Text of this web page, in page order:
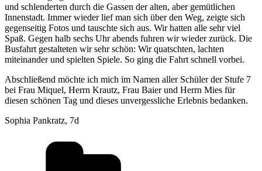
und schlenderten durch die Gassen der alten, aber gemütlichen
Innenstadt. Immer wieder lief man sich über den Weg, zeigte sich
gegenseitig Fotos und tauschte sich aus. Wir hatten alle sehr viel
Spaß. Gegen halb sechs Uhr abends fuhren wir wieder zurück. Die
Busfahrt gestalteten wir sehr schön: Wir quatschten, lachten
miteinander und spielten Spiele. So ging die Fahrt schnell vorbei.
Abschließend möchte ich mich im Namen aller Schüler der Stufe 7
bei Frau Miquel, Herrn Krautz, Frau Baier und Herrn Mies für
diesen schönen Tag und dieses unvergessliche Erlebnis bedanken.
Sophia Pankratz, 7d